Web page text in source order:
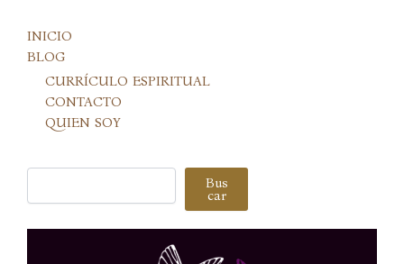
INICIO
BLOG
CURRÍCULO ESPIRITUAL
CONTACTO
QUIEN SOY
Buscar Bus
car